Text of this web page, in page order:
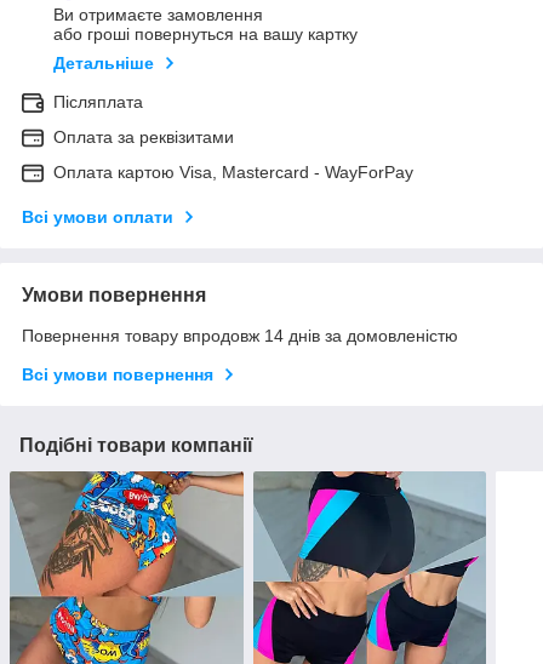
Ви отримаєте замовлення
або гроші повернуться на вашу картку
Детальніше
Післяплата
Оплата за реквізитами
Оплата картою Visa, Mastercard - WayForPay
Всі умови оплати
Умови повернення
Повернення товару впродовж 14 днів за домовленістю
Всі умови повернення
Подібні товари компанії